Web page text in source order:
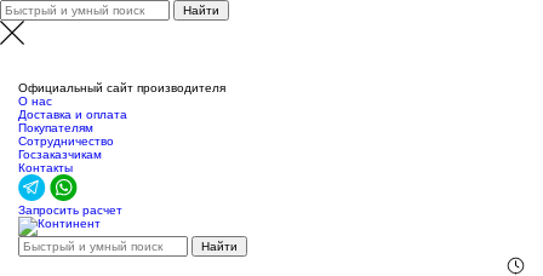
Официальный сайт производителя
О нас
Доставка и оплата
Покупателям
Сотрудничество
Госзаказчикам
Контакты
Запросить расчет